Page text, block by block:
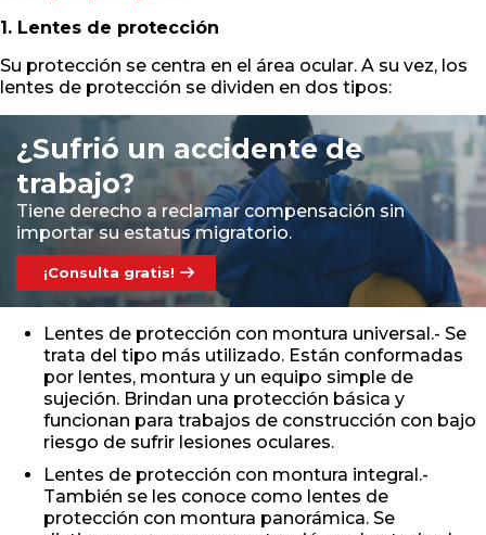
1. Lentes de protección
Su protección se centra en el área ocular. A su vez, los
lentes de protección se dividen en dos tipos:
¿Sufrió un accidente de
trabajo?
Tiene derecho a reclamar compensación sin
importar su estatus migratorio.
¡Consulta gratis!
Lentes de protección con montura universal.- Se
trata del tipo más utilizado. Están conformadas
por lentes, montura y un equipo simple de
sujeción. Brindan una protección básica y
funcionan para trabajos de construcción con bajo
riesgo de sufrir lesiones oculares.
Lentes de protección con montura integral.-
También se les conoce como lentes de
protección con montura panorámica. Se